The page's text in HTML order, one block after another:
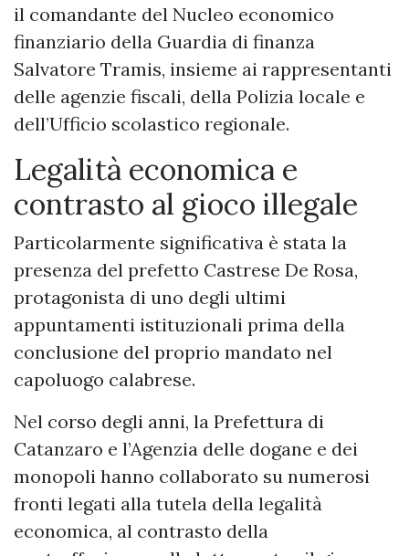
il comandante del Nucleo economico
finanziario della Guardia di finanza
Salvatore Tramis, insieme ai rappresentanti
delle agenzie fiscali, della Polizia locale e
dell’Ufficio scolastico regionale.
Legalità economica e
contrasto al gioco illegale
Particolarmente significativa è stata la
presenza del prefetto Castrese De Rosa,
protagonista di uno degli ultimi
appuntamenti istituzionali prima della
conclusione del proprio mandato nel
capoluogo calabrese.
Nel corso degli anni, la Prefettura di
Catanzaro e l’Agenzia delle dogane e dei
monopoli hanno collaborato su numerosi
fronti legati alla tutela della legalità
economica, al contrasto della